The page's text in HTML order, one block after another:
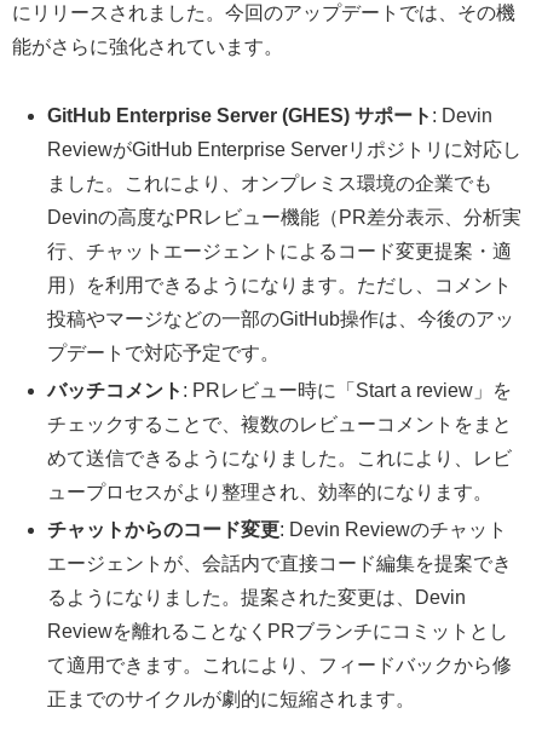
にリリースされました。今回のアップデートでは、その機
能がさらに強化されています。
GitHub Enterprise Server (GHES) サポート : Devin
ReviewがGitHub Enterprise Serverリポジトリに対応し
ました。これにより、オンプレミス環境の企業でも
Devinの高度なPRレビュー機能（PR差分表示、分析実
行、チャットエージェントによるコード変更提案・適
用）を利用できるようになります。ただし、コメント
投稿やマージなどの一部のGitHub操作は、今後のアッ
プデートで対応予定です。
バッチコメント : PRレビュー時に「Start a review」を
チェックすることで、複数のレビューコメントをまと
めて送信できるようになりました。これにより、レビ
ュープロセスがより整理され、効率的になります。
チャットからのコード変更: Devin Reviewのチャット
エージェントが、会話内で直接コード編集を提案でき
るようになりました。提案された変更は、Devin
Reviewを離れることなくPRブランチにコミットとし
て適用できます。これにより、フィードバックから修
正までのサイクルが劇的に短縮されます。